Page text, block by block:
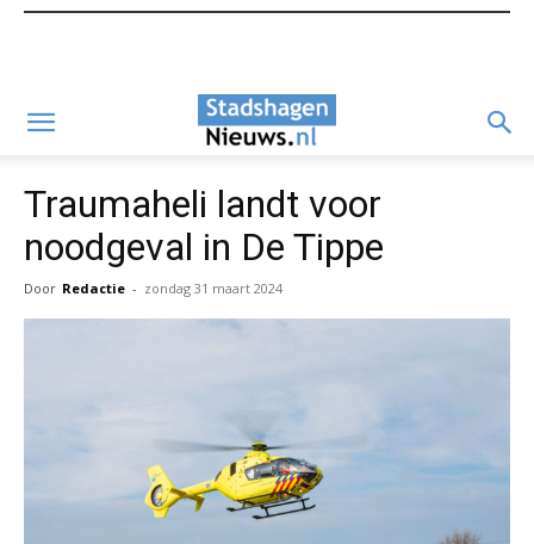
Traumaheli landt voor
noodgeval in De Tippe
Door Redactie - zondag 31 maart 2024